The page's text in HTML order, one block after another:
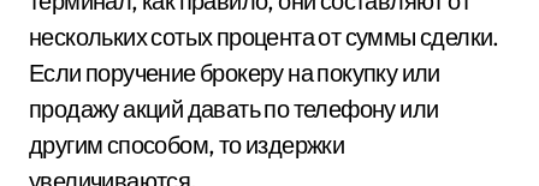
нескольких сотых процента от суммы сделки.
Если поручение брокеру на покупку или
продажу акций давать по телефону или
другим способом, то издержки